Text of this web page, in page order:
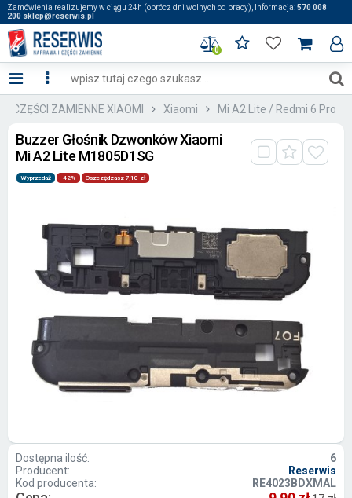
Zamówienia realizujemy w ciągu 24h (oprócz dni wolnych od pracy), Informacja:570 008
200 sklep@reserwis.pl
0
:: CZĘŚCI ZAMIENNE XIAOMI Xiaomi Mi A2 Lite / Redmi 6 Pro
Buzzer Głośnik Dzwonków Xiaomi
Mi A2 Lite M1805D1SG
Wyprzedaż -42% Oszczędzasz 7,10 zł
Dostępna ilość:
6
Producent:
Reserwis
Kod producenta:
RE4023BDXMAL